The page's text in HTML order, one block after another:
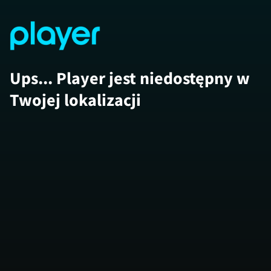
Ups... Player jest niedostępny w
Twojej lokalizacji